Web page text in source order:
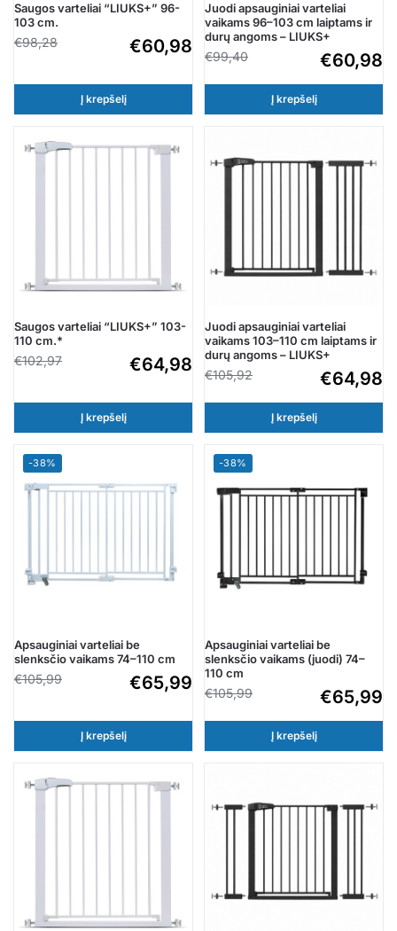
Saugos varteliai “LIUKS+” 96-
103 cm.
€98,28 €60,98
Į krepšelį
Juodi apsauginiai varteliai
vaikams 96–103 cm laiptams ir
durų angoms – LIUKS+
€99,40 €60,98
Į krepšelį
Saugos varteliai “LIUKS+” 103-
110 cm.*
€102,97 €64,98
Į krepšelį
Juodi apsauginiai varteliai
vaikams 103–110 cm laiptams ir
durų angoms – LIUKS+
€105,92 €64,98
Į krepšelį
-38%
Apsauginiai varteliai be
slenksčio vaikams 74–110 cm
€105,99 €65,99
Į krepšelį
-38%
Apsauginiai varteliai be
slenksčio vaikams (juodi) 74–
110 cm
€105,99 €65,99
Į krepšelį